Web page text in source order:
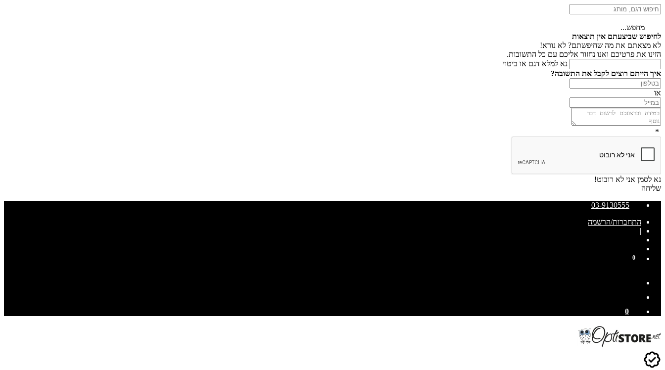
מחפש...
לחיפוש שביצעתם אין תוצאות
לא מצאתם את מה שחיפשתם? לא נורא!
הזינו את פרטיכם ואנו נחזור אליכם עם כל התשובות.
נא למלא דגם או ביטוי
איך הייתם רוצים לקבל את התשובה?
או
*
נא לסמן אני לא רובוט!
שליחה
03-9130555
התחברות/הרשמה
|
0
0